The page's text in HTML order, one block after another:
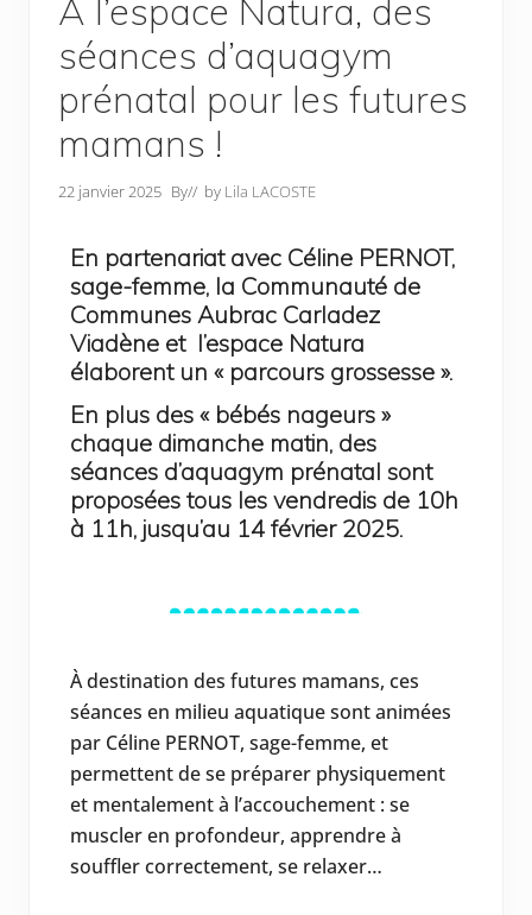
À l’espace Natura, des
séances d’aquagym
prénatal pour les futures
mamans !
22 janvier 2025 By// by Lila LACOSTE
En partenariat avec Céline PERNOT,
sage-femme, la Communauté de
Communes Aubrac Carladez
Viadène et l’espace Natura
élaborent un « parcours grossesse ».
En plus des « bébés nageurs »
chaque dimanche matin, des
séances d’aquagym prénatal sont
proposées tous les vendredis de 10h
à 11h, jusqu’au 14 février 2025.
À destination des futures mamans, ces
séances en milieu aquatique sont animées
par Céline PERNOT, sage-femme, et
permettent de se préparer physiquement
et mentalement à l’accouchement : se
muscler en profondeur, apprendre à
souffler correctement, se relaxer…